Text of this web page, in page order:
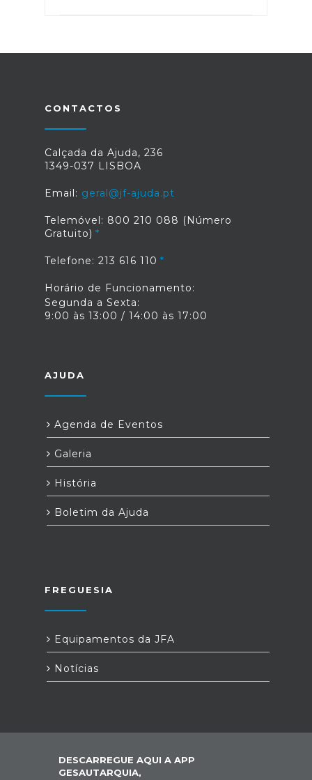
CONTACTOS
Calçada da Ajuda, 236
1349-037 LISBOA
Email: geral@jf-ajuda.pt
Telemóvel: 800 210 088 (Número
Gratuito)
Telefone: 213 616 110
Horário de Funcionamento:
Segunda a Sexta:
9:00 às 13:00 / 14:00 às 17:00
AJUDA
Agenda de Eventos
Galeria
História
Boletim da Ajuda
FREGUESIA
Equipamentos da JFA
Notícias
DESCARREGUE AQUI A APP
GESAUTARQUIA,